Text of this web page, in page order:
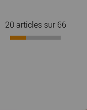
20 articles sur 66